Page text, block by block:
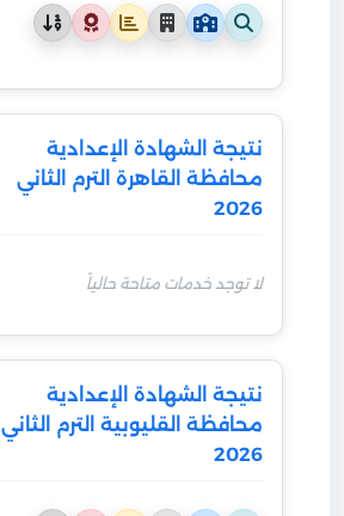
نتيجة الشهادة الإعدادية
محافظة القاهرة الترم الثاني
2026
لا توجد خدمات متاحة حالياً
نتيجة الشهادة الإعدادية
محافظة القليوبية الترم الثاني
2026